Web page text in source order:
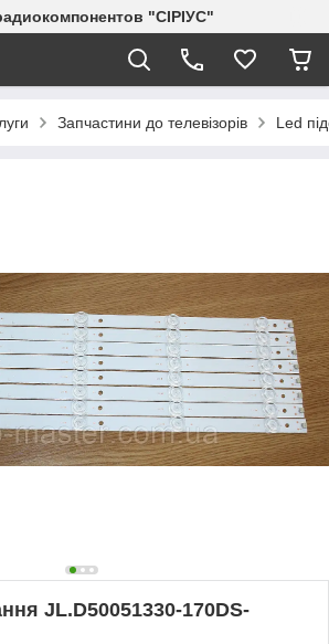
"СІРІУС"
Запчастини до телевізорів Led
JL.D50051330-170DS-